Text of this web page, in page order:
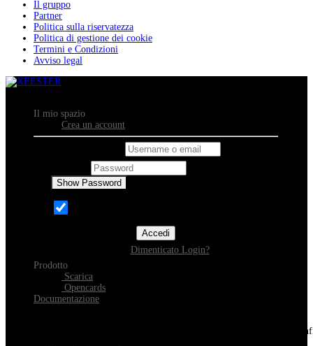
Il gruppo
Partner
Politica sulla riservatezza
Politica di gestione dei cookie
Termini e Condizioni
Avviso legal
Il mio spazio
Crea un account
Show Password
Accedi
Dimenticato Login?
Prodotto
Scarica
Opencards
Documentazione
Tutto quello che devi sapere sull'installazione, la navigazione e la